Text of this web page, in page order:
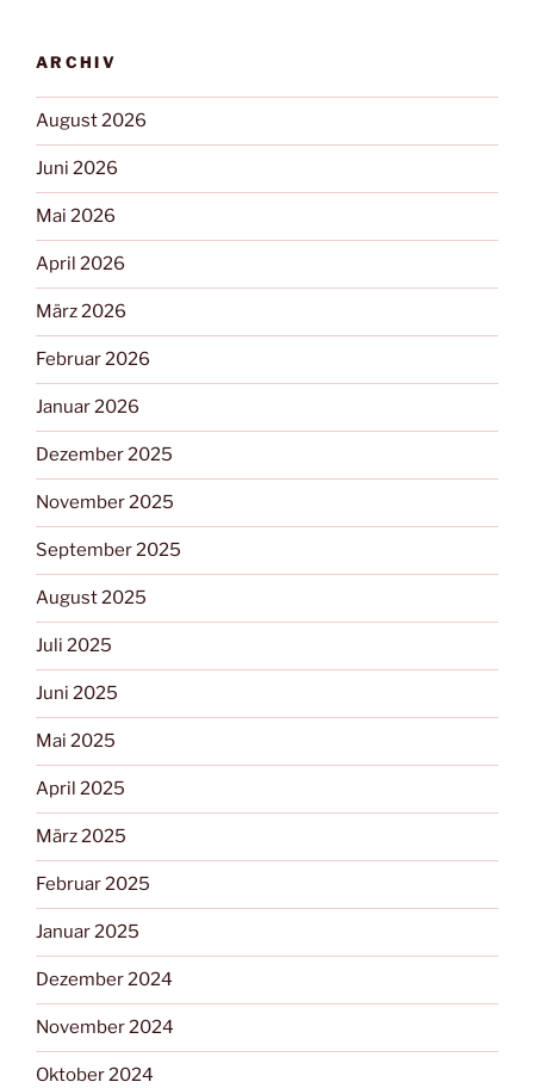
ARCHIV
August 2026
Juni 2026
Mai 2026
April 2026
März 2026
Februar 2026
Januar 2026
Dezember 2025
November 2025
September 2025
August 2025
Juli 2025
Juni 2025
Mai 2025
April 2025
März 2025
Februar 2025
Januar 2025
Dezember 2024
November 2024
Oktober 2024